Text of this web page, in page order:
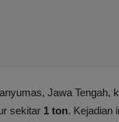
Jawa Tengah,
sekitar 1 ton. Kejadian